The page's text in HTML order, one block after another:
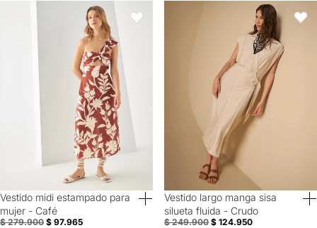
Vestido midi estampado para mujer - Café
Special Prices
Vestido midi estampado para
mujer - Café
$ 279.900 $ 97.965
Favoritos
Vestido largo manga sisa silueta
50% Off
Vestido largo manga sisa
silueta fluida - Crudo
$ 249.900 $ 124.950